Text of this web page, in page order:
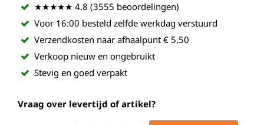
★★★★★ 4.8 (3555 beoordelingen)
Voor 16:00 besteld zelfde werkdag verstuurd
Verzendkosten naar afhaalpunt € 5,50
Verkoop nieuw en ongebruikt
Stevig en goed verpakt
Vraag over levertijd of artikel?